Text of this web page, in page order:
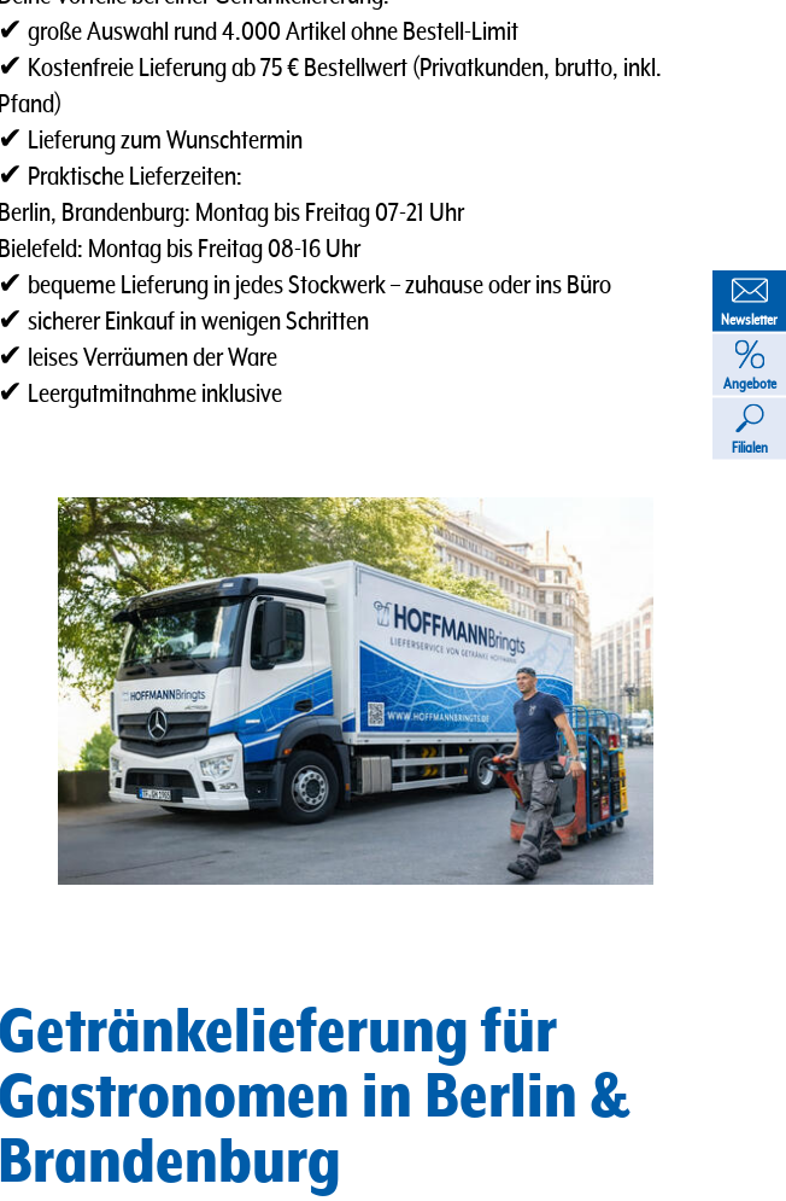
✔ große Auswahl rund 4.000 Artikel ohne Bestell-Limit
✔ Kostenfreie Lieferung ab 75 € Bestellwert (Privatkunden, brutto, inkl.
Pfand)
✔ Lieferung zum Wunschtermin
✔ Praktische Lieferzeiten:
Berlin, Brandenburg: Montag bis Freitag 07-21 Uhr
Bielefeld: Montag bis Freitag 08-16 Uhr
✔ bequeme Lieferung in jedes Stockwerk – zuhause oder ins Büro
✔ sicherer Einkauf in wenigen Schritten
✔ leises Verräumen der Ware
✔ Leergutmitnahme inklusive
Getränkelieferung für
Gastronomen in Berlin &
Brandenburg
Newsletter
Angebote
Filialen